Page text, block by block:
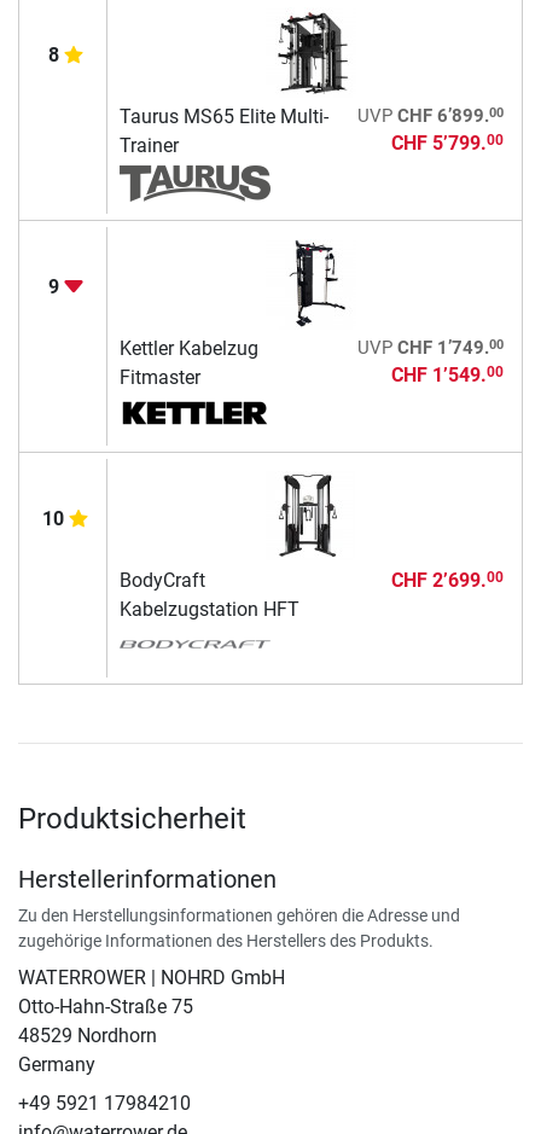
8
Taurus MS65 Elite Multi-
Trainer
UVP CHF 6’899.00
CHF 5’799.00
9
Kettler Kabelzug
Fitmaster
UVP CHF 1’749.00
CHF 1’549.00
10
BodyCraft
Kabelzugstation HFT
CHF 2’699.00
Produktsicherheit
Herstellerinformationen
Zu den Herstellungsinformationen gehören die Adresse und
zugehörige Informationen des Herstellers des Produkts.
WATERROWER | NOHRD GmbH
Otto-Hahn-Straße 75
48529 Nordhorn
Germany
+49 5921 17984210